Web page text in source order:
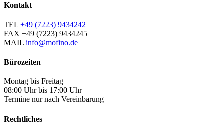
Kontakt
TEL +49 (7223) 9434242
FAX +49 (7223) 9434245
MAIL info@mofino.de
Bürozeiten
Montag bis Freitag
08:00 Uhr bis 17:00 Uhr
Termine nur nach Vereinbarung
Rechtliches